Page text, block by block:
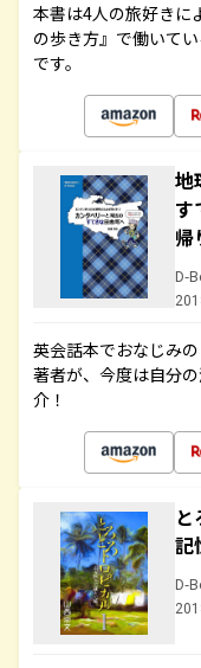
本書は4人の旅好きに
の歩き方』で働いて
です。
地
す
帰
D-
英会話本でおなじみ
著者が、今度は自分
介！
D-